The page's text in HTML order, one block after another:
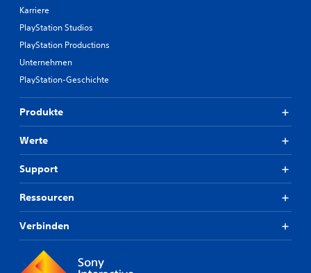
Karriere
PlayStation Studios
PlayStation Productions
Unternehmen
PlayStation-Geschichte
Produkte
Werte
Support
Ressourcen
Verbinden